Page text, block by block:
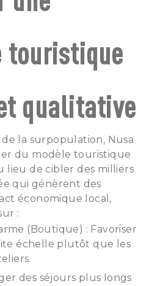
touristique
qualitative
la surpopulation, Nusa
du modèle touristique
lieu de cibler des milliers
qui génèrent des
économique local,
:
(Boutique) : Favoriser
échelle plutôt que les
des séjours plus longs